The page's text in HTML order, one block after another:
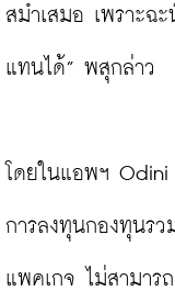
สม่ำเสมอ เพราะฉ
แทนได้” พสุกล่าว
โดยในแอพฯ
การลงทุนกองทุนร
แพคเกจ ไม่สามาร